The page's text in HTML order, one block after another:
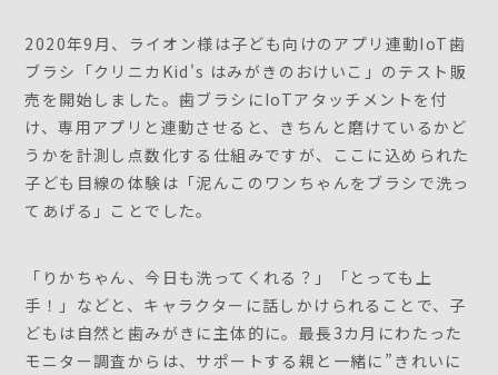
2020年9月、ライオン様は子ども向けのアプリ連動IoT歯
ブラシ「クリニカKid's はみがきのおけいこ」のテスト販
売を開始しました。歯ブラシにIoTアタッチメントを付
け、専用アプリと連動させると、きちんと磨けているかど
うかを計測し点数化する仕組みですが、ここに込められた
子ども目線の体験は「泥んこのワンちゃんをブラシで洗っ
てあげる」ことでした。
「りかちゃん、今日も洗ってくれる？」「とっても上
手！」などと、キャラクターに話しかけられることで、子
どもは自然と歯みがきに主体的に。最長3カ月にわたった
モニター調査からは、サポートする親と一緒に”きれいに